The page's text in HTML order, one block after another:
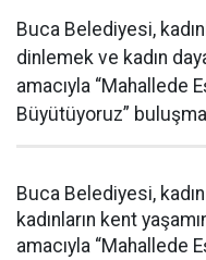
Buca Belediyesi,
dinlemek ve kadın
amacıyla “Mahallede
Büyütüyoruz”
Buca Belediyesi,
kadınların kent
amacıyla “Mahallede